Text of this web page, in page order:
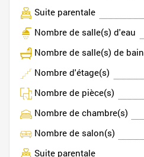
Suite parentale
Nombre de salle(s) d'eau
Nombre de salle(s) de bain
Nombre d'étage(s)
Nombre de pièce(s)
Nombre de chambre(s)
Nombre de salon(s)
Suite parentale